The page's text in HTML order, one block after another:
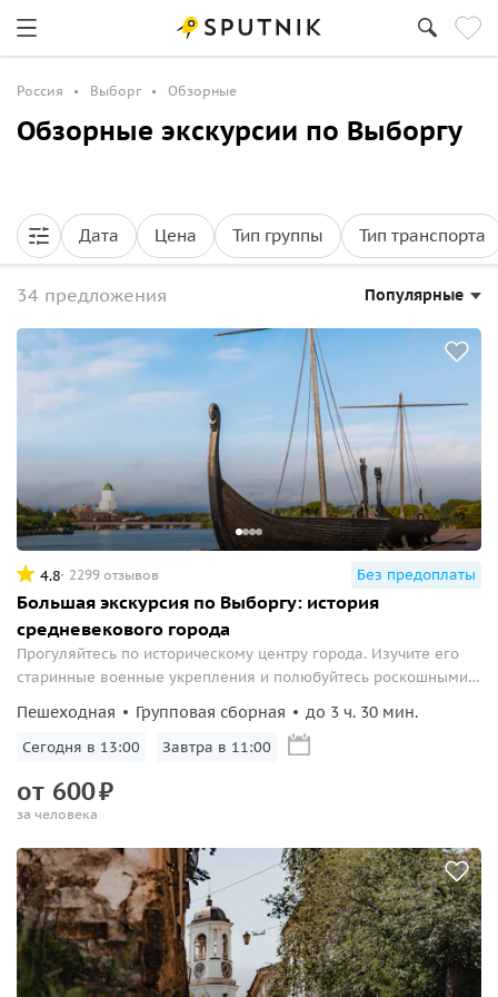
Россия Выборг Обзорные
Обзорные экскурсии по Выборгу
Дата Цена Тип группы Тип транспорта
34 предложения Популярные
4.8 2299 отзывов Без предоплаты
Большая экскурсия по Выборгу: история
средневекового города
Прогуляйтесь по историческому центру города. Изучите его
старинные военные укрепления и полюбуйтесь роскошными
Пешеходная Групповая сборная до 3 ч. 30 мин.
Сегодня в 13:00 Завтра в 11:00
от 600₽
за человека